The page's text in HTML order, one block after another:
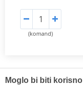
(komand)
Moglo bi biti korisno